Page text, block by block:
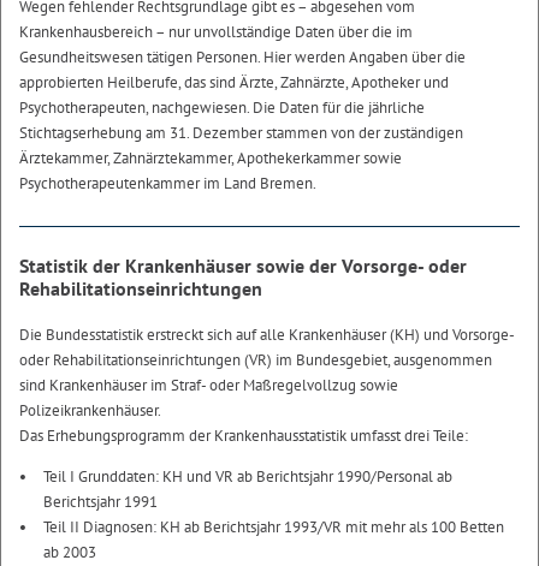
Wegen fehlender Rechtsgrundlage gibt es – abgesehen vom
Krankenhausbereich – nur unvollständige Daten über die im
Gesundheitswesen tätigen Personen. Hier werden Angaben über die
approbierten Heilberufe, das sind Ärzte, Zahnärzte, Apotheker und
Psychotherapeuten, nachgewiesen. Die Daten für die jährliche
Stichtagserhebung am 31. Dezember stammen von der zuständigen
Ärztekammer, Zahnärztekammer, Apothekerkammer sowie
Psychotherapeutenkammer im Land Bremen.
Statistik der Krankenhäuser sowie der Vorsorge- oder
Rehabilitationseinrichtungen
Die Bundesstatistik erstreckt sich auf alle Krankenhäuser (KH) und Vorsorge-
oder Rehabilitationseinrichtungen (VR) im Bundesgebiet, ausgenommen
sind Krankenhäuser im Straf- oder Maßregelvollzug sowie
Polizeikrankenhäuser.
Das Erhebungsprogramm der Krankenhausstatistik umfasst drei Teile:
Teil I Grunddaten: KH und VR ab Berichtsjahr 1990/Personal ab
Berichtsjahr 1991
Teil II Diagnosen: KH ab Berichtsjahr 1993/VR mit mehr als 100 Betten
ab 2003